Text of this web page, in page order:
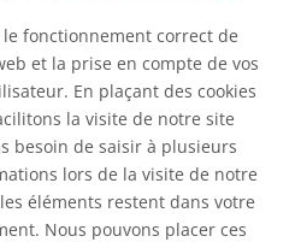
fonctionnement correct de
et la prise en compte de vos
En plaçant des cookies
la visite de notre site
besoin de saisir à plusieurs
lors de la visite de notre
éléments restent dans votre
Nous pouvons placer ces